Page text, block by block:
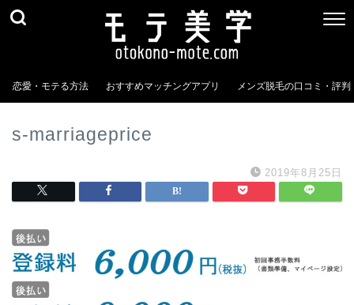
恋愛・モテる方法 おすすめマッチングアプリ メンズ脱毛の口コミ・評判
s-marriageprice
2019年8月25日